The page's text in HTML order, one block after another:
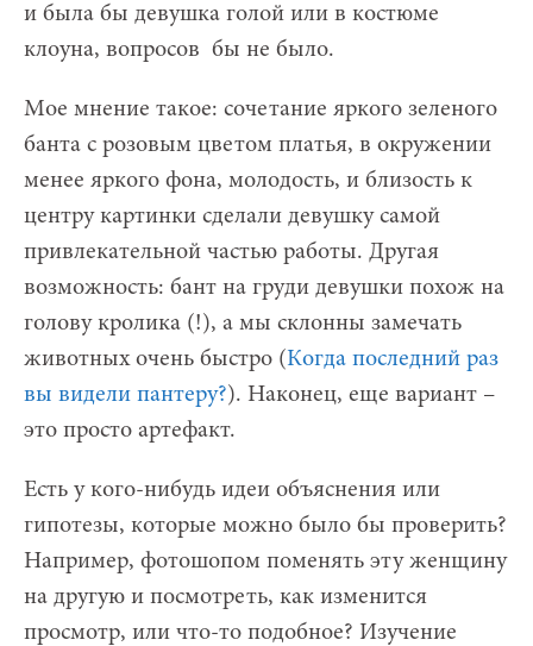
и была бы девушка голой или в костюме
клоуна, вопросов бы не было.
Мое мнение такое: сочетание яркого зеленого
банта с розовым цветом платья, в окружении
менее яркого фона, молодость, и близость к
центру картинки сделали девушку самой
привлекательной частью работы. Другая
возможность: бант на груди девушки похож на
голову кролика (!), а мы склонны замечать
животных очень быстро (Когда последний раз
вы видели пантеру?). Наконец, еще вариант –
это просто артефакт.
Есть у кого-нибудь идеи объяснения или
гипотезы, которые можно было бы проверить?
Например, фотошопом поменять эту женщину
на другую и посмотреть, как изменится
просмотр, или что-то подобное? Изучение